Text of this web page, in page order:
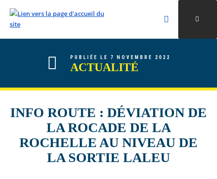
ALLER AU CONTENU
ALLER AU MENU
ALLER À LA RECHERCHE
Rechercher
Valider la
PUBLIÉE LE 7 NOVEMBRE 2022
ACTUALITÉ
INFO ROUTE : DÉVIATION DE
LA ROCADE DE LA
ROCHELLE AU NIVEAU DE
LA SORTIE LALEU